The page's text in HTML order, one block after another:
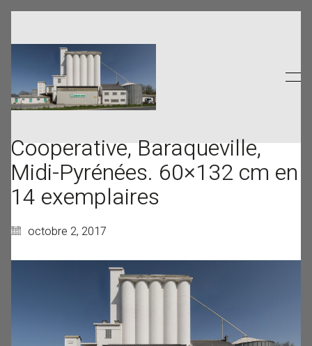
Cooperative, Baraqueville,
Midi-Pyrénées. 60×132 cm en
14 exemplaires
octobre 2, 2017